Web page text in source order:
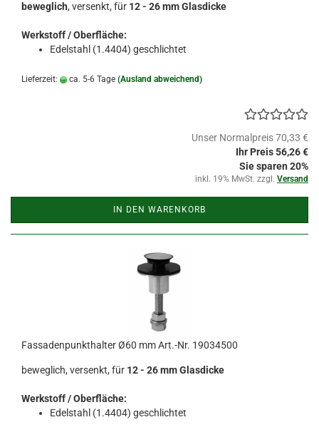
beweglich, versenkt, für 12 - 26 mm Glasdicke
Werkstoff / Oberfläche:
Edelstahl (1.4404) geschlichtet
Lieferzeit: ca. 5-6 Tage (Ausland abweichend)
Unser Normalpreis 70,33 €
Ihr Preis 56,26 €
Sie sparen 20%
inkl. 19% MwSt. zzgl. Versand
IN DEN WARENKORB
Fassadenpunkthalter Ø60 mm Art.-Nr. 19034500
beweglich, versenkt, für 12 - 26 mm Glasdicke
Werkstoff / Oberfläche:
Edelstahl (1.4404) geschlichtet